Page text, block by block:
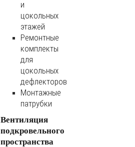
и
цокольных
этажей
Ремонтные
комплекты
для
цокольных
дефлекторов
Монтажные
патрубки
Вентиляция
подкровельного
пространства